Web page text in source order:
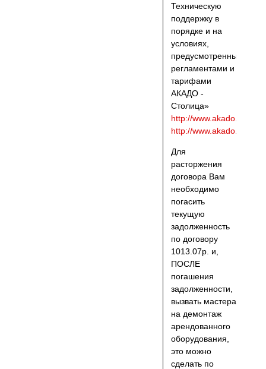
Техническую
поддержку в
порядке и на
условиях,
предусмотренных
регламентами и
тарифами
АКАДО -
Столица»
http://www.akado.ru/
http://www.akado.ru/
Для
расторжения
договора Вам
необходимо
погасить
текущую
задолженность
по договору
1013.07р. и,
ПОСЛЕ
погашения
задолженности,
вызвать мастера
на демонтаж
арендованного
оборудования,
это можно
сделать по